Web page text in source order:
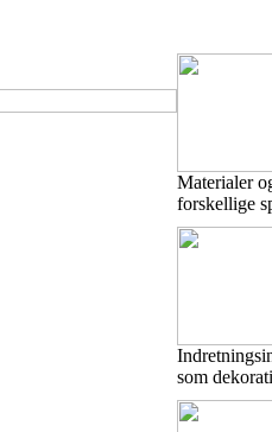
Materialer
forskellige
som